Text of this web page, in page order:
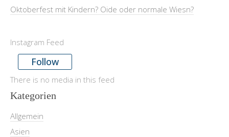
Oktoberfest mit Kindern? Oide oder normale Wiesn?
Instagram Feed
Follow
There is no media in this feed
Kategorien
Allgemein
Asien